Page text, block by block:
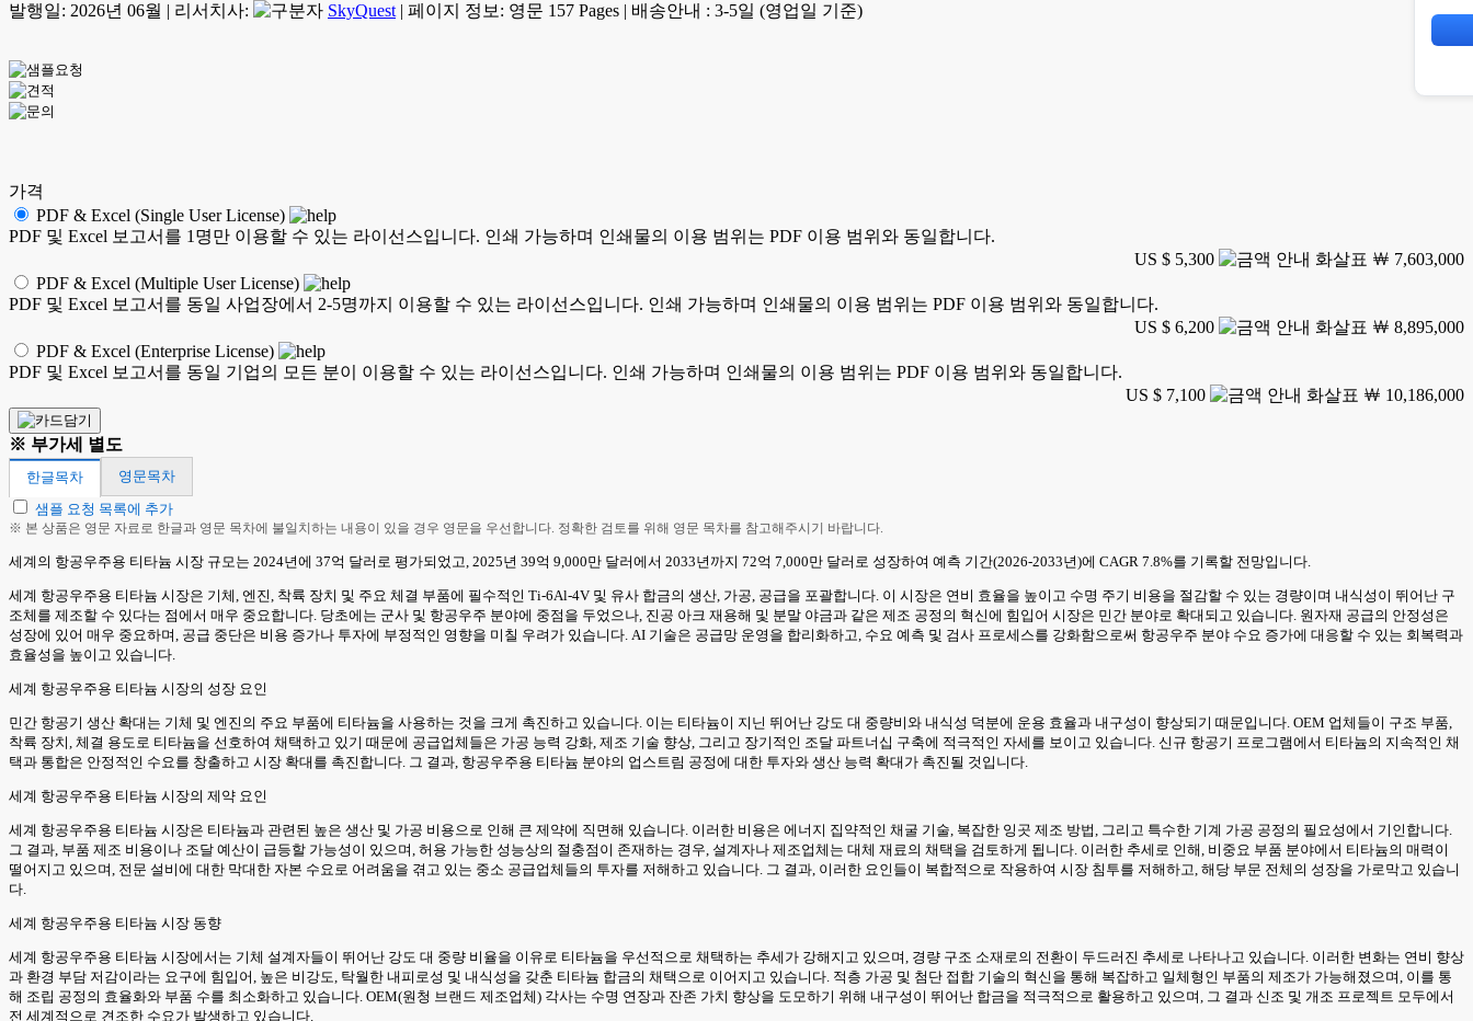
발행일: 2026년 06월 | 리서치사: SkyQuest | 페이지 정보: 영문 157 Pages | 배송안내 : 3-5일 (영업일 기준)
가격
PDF & Excel (Single User License)
PDF 및 Excel 보고서를 1명만 이용할 수 있는 라이선스입니다. 인쇄 가능하며 인쇄물의 이용 범위는 PDF 이용 범위와 동일합니다.
US $ 5,300
￦ 7,603,000
PDF & Excel (Multiple User License)
PDF 및 Excel 보고서를 동일 사업장에서 2-5명까지 이용할 수 있는 라이선스입니다. 인쇄 가능하며 인쇄물의 이용 범위는 PDF 이용 범위와 동일합니다.
US $ 6,200
￦ 8,895,000
PDF & Excel (Enterprise License)
PDF 및 Excel 보고서를 동일 기업의 모든 분이 이용할 수 있는 라이선스입니다. 인쇄 가능하며 인쇄물의 이용 범위는 PDF 이용 범위와 동일합니다.
US $ 7,100
￦ 10,186,000
※ 부가세 별도
한글목차
영문목차
샘플 요청 목록에 추가
※ 본 상품은 영문 자료로 한글과 영문 목차에 불일치하는 내용이 있을 경우 영문을 우선합니다. 정확한 검토를 위해 영문 목차를 참고해주시기 바랍니다.
세계의 항공우주용 티타늄 시장 규모는 2024년에 37억 달러로 평가되었고, 2025년 39억 9,000만 달러에서 2033년까지 72억 7,000만 달러로 성장하여 예측 기간(2026-2033년)에 CAGR 7.8%를 기록할 전망입니다.
세계 항공우주용 티타늄 시장은 기체, 엔진, 착륙 장치 및 주요 체결 부품에 필수적인 Ti-6Al-4V 및 유사 합금의 생산, 가공, 공급을 포괄합니다. 이 시장은 연비 효율을 높이고 수명 주기 비용을 절감할 수 있는 경량이며 내식성이 뛰어난 구
조체를 제조할 수 있다는 점에서 매우 중요합니다. 당초에는 군사 및 항공우주 분야에 중점을 두었으나, 진공 아크 재용해 및 분말 야금과 같은 제조 공정의 혁신에 힘입어 시장은 민간 분야로 확대되고 있습니다. 원자재 공급의 안정성은
성장에 있어 매우 중요하며, 공급 중단은 비용 증가나 투자에 부정적인 영향을 미칠 우려가 있습니다. AI 기술은 공급망 운영을 합리화하고, 수요 예측 및 검사 프로세스를 강화함으로써 항공우주 분야 수요 증가에 대응할 수 있는 회복력과
효율성을 높이고 있습니다.
세계 항공우주용 티타늄 시장의 성장 요인
민간 항공기 생산 확대는 기체 및 엔진의 주요 부품에 티타늄을 사용하는 것을 크게 촉진하고 있습니다. 이는 티타늄이 지닌 뛰어난 강도 대 중량비와 내식성 덕분에 운용 효율과 내구성이 향상되기 때문입니다. OEM 업체들이 구조 부품,
착륙 장치, 체결 용도로 티타늄을 선호하여 채택하고 있기 때문에 공급업체들은 가공 능력 강화, 제조 기술 향상, 그리고 장기적인 조달 파트너십 구축에 적극적인 자세를 보이고 있습니다. 신규 항공기 프로그램에서 티타늄의 지속적인 채
택과 통합은 안정적인 수요를 창출하고 시장 확대를 촉진합니다. 그 결과, 항공우주용 티타늄 분야의 업스트림 공정에 대한 투자와 생산 능력 확대가 촉진될 것입니다.
세계 항공우주용 티타늄 시장의 제약 요인
세계 항공우주용 티타늄 시장은 티타늄과 관련된 높은 생산 및 가공 비용으로 인해 큰 제약에 직면해 있습니다. 이러한 비용은 에너지 집약적인 채굴 기술, 복잡한 잉곳 제조 방법, 그리고 특수한 기계 가공 공정의 필요성에서 기인합니다.
그 결과, 부품 제조 비용이나 조달 예산이 급등할 가능성이 있으며, 허용 가능한 성능상의 절충점이 존재하는 경우, 설계자나 제조업체는 대체 재료의 채택을 검토하게 됩니다. 이러한 추세로 인해, 비중요 부품 분야에서 티타늄의 매력이
떨어지고 있으며, 전문 설비에 대한 막대한 자본 수요로 어려움을 겪고 있는 중소 공급업체들의 투자를 저해하고 있습니다. 그 결과, 이러한 요인들이 복합적으로 작용하여 시장 침투를 저해하고, 해당 부문 전체의 성장을 가로막고 있습니
다.
세계 항공우주용 티타늄 시장 동향
세계 항공우주용 티타늄 시장에서는 기체 설계자들이 뛰어난 강도 대 중량 비율을 이유로 티타늄을 우선적으로 채택하는 추세가 강해지고 있으며, 경량 구조 소재로의 전환이 두드러진 추세로 나타나고 있습니다. 이러한 변화는 연비 향상
과 환경 부담 저감이라는 요구에 힘입어, 높은 비강도, 탁월한 내피로성 및 내식성을 갖춘 티타늄 합금의 채택으로 이어지고 있습니다. 적층 가공 및 첨단 접합 기술의 혁신을 통해 복잡하고 일체형인 부품의 제조가 가능해졌으며, 이를 통
해 조립 공정의 효율화와 부품 수를 최소화하고 있습니다. OEM(원청 브랜드 제조업체) 각사는 수명 연장과 잔존 가치 향상을 도모하기 위해 내구성이 뛰어난 합금을 적극적으로 활용하고 있으며, 그 결과 신조 및 개조 프로젝트 모두에서
전 세계적으로 견조한 수요가 발생하고 있습니다.